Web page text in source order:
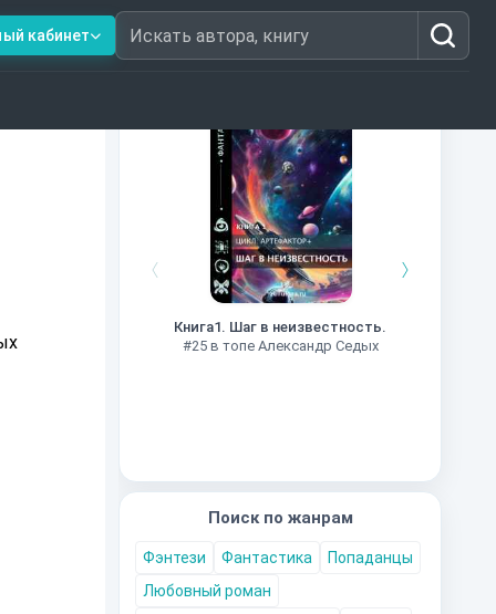
кабинет Искать автора, книгу
Книги из топ-100
Книга1. Шаг в неизвестность.
#25 в топе Александр Седых
Поиск по жанрам
Фэнтези Фантастика
Попаданцы
Любовный роман